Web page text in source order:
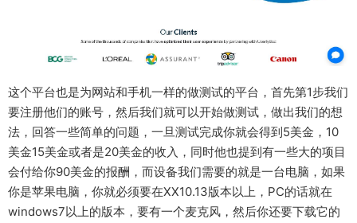
这个平台也是为网站和手机一样的做测试的平台，首先第1步我们
要注册他们的账号，然后我们就可以开始做测试，做出我们的想
法，回答一些简单的问题，一旦测试完成你就会得到5美金，10
美金15美金或者是20美金的收入，同时他也提到有一些大的项目
会付给你90美金的报酬，而设备我们需要的就是一台电脑，如果
你是苹果电脑，你就必须要在XX10.13版本以上，PC的话就在
windows7以上的版本，要有一个麦克风，然后你还要下载它的